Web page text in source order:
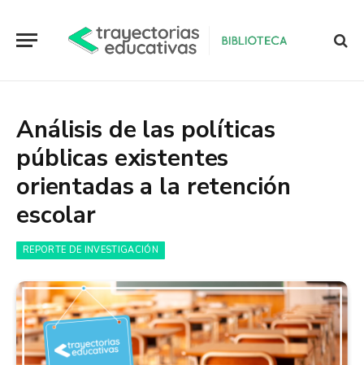
Análisis de las políticas
públicas existentes
orientadas a la retención
escolar
REPORTE DE INVESTIGACIÓN